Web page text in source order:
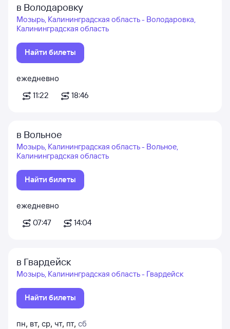
в Володаровку
Мозырь, Калининградская область - Володаровка,
Калининградская область
Найти билеты
ежедневно
11:22
18:46
в Вольное
Мозырь, Калининградская область - Вольное,
Калининградская область
Найти билеты
ежедневно
07:47
14:04
в Гвардейск
Мозырь, Калининградская область - Гвардейск
Найти билеты
пн, вт, ср, чт, пт, сб